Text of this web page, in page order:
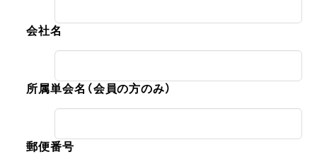
会社名
所属単会名（会員の方のみ）
郵便番号